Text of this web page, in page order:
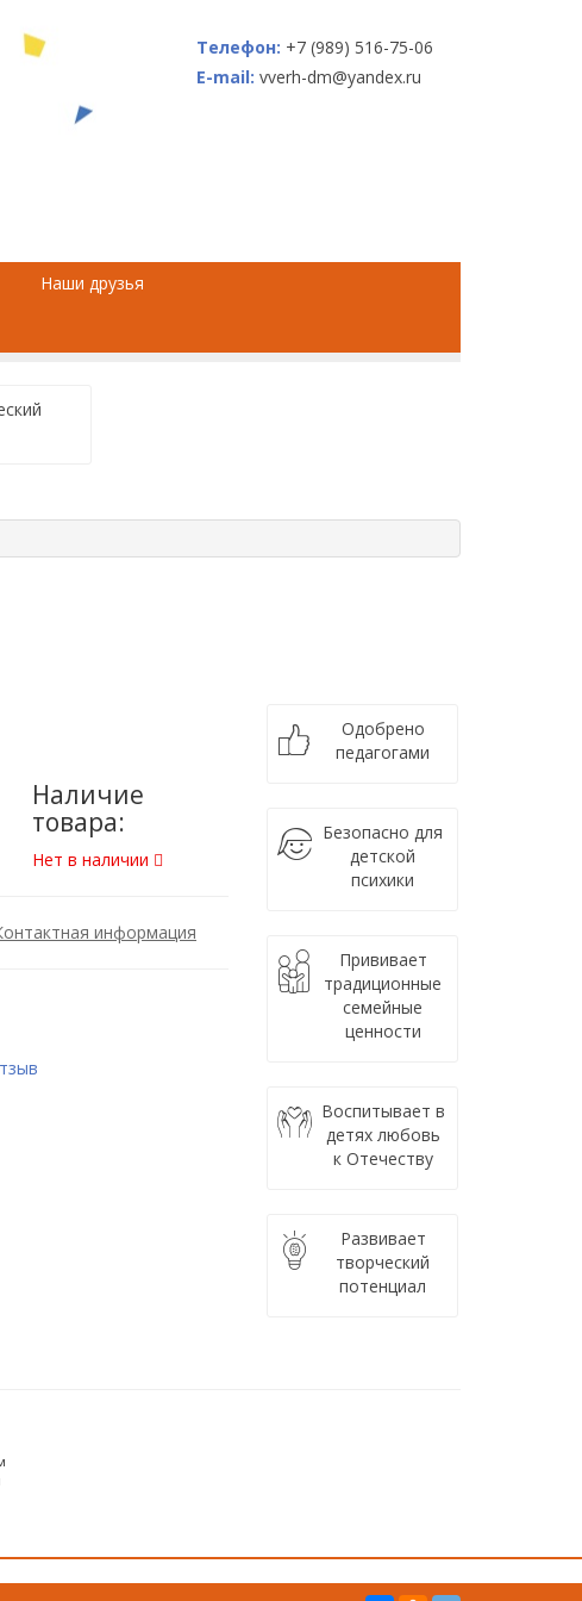
Телефон: +7 (989) 516-75-06
E-mail: vverh-dm@yandex.ru
Наши друзья
Наличие
товара:
Нет в наличии
информация
Одобрено
педагогами
Безопасно для
детской
психики
Прививает
традиционные
семейные
ценности
Воспитывает в
детях любовь
к Отечеству
Развивает
творческий
потенциал